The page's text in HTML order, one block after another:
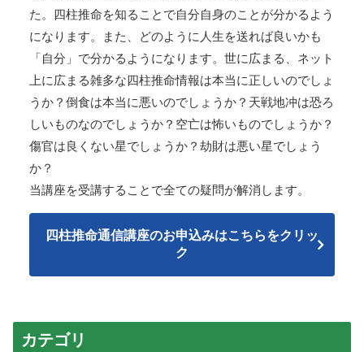
た。四柱推命を知ることで自分自身のことが分かるよう
になります。また、どのように人生を送れば良いかも
「自分」で分かるようになります。世に広まる、ネット
上に広まる雑多な四柱推命情報は本当に正しいのでしょ
うか？倒食は本当に悪いのでしょうか？天戦地冲は恐ろ
しいものなのでしょうか？空亡は怖いものでしょうか？
傷官は良くない星でしょうか？劫財は悪い星でしょう
か？
当講座を受講することで全ての疑問が解消します。
四柱推命通信講座のお申込みはこちらをクリッ
ク
カテゴリ